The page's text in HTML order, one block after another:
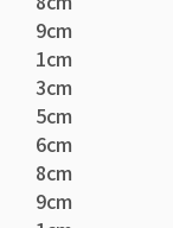
9cm
1cm
3cm
5cm
6cm
8cm
9cm